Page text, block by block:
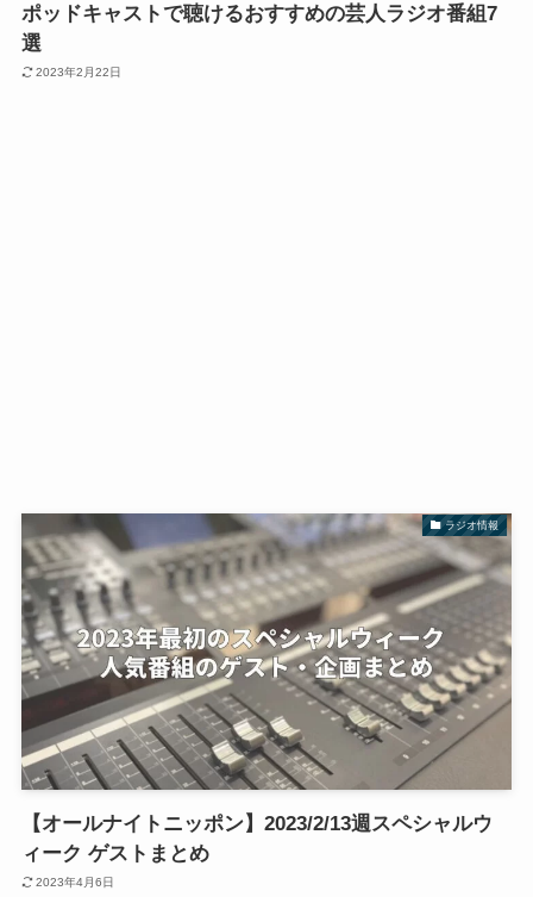
ポッドキャストで聴けるおすすめの芸人ラジオ番組7
選
2023年2月22日
ラジオ情報
【オールナイトニッポン】2023/2/13週スペシャルウ
ィーク ゲストまとめ
2023年4月6日